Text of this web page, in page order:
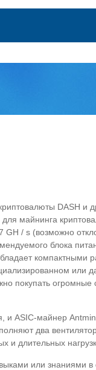
DASH и
майнинга
GH / s (возможно
блока
компактными
покупать огромные
и ASIC-майнер
два
и длительных
или знаниями в